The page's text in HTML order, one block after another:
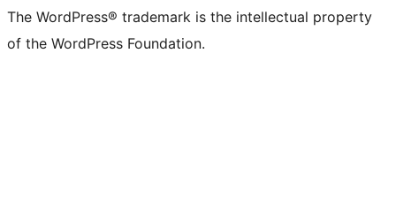
The WordPress® trademark is the intellectual property
of the WordPress Foundation.